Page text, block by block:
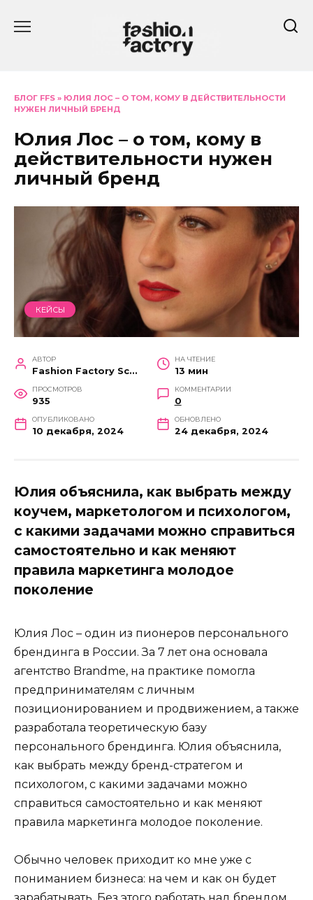
БЛОГ FFS » ЮЛИЯ ЛОС – О ТОМ, КОМУ В ДЕЙСТВИТЕЛЬНОСТИ
НУЖЕН ЛИЧНЫЙ БРЕНД
Юлия Лос – о том, кому в
действительности нужен
личный бренд
КЕЙСЫ
АВТОР
Fashion Factory School
НА ЧТЕНИЕ
13 мин
ПРОСМОТРОВ
935
КОММЕНТАРИИ
0
ОПУБЛИКОВАНО
10 декабря, 2024
ОБНОВЛЕНО
24 декабря, 2024
Юлия объяснила, как выбрать между
коучем, маркетологом и психологом,
с какими задачами можно справиться
самостоятельно и как меняют
правила маркетинга молодое
поколение
Юлия Лос – один из пионеров персонального
брендинга в России. За 7 лет она основала
агентство Brandme, на практике помогла
предпринимателям с личным
позиционированием и продвижением, а также
разработала теоретическую базу
персонального брендинга. Юлия объяснила,
как выбрать между бренд-стратегом и
психологом, с какими задачами можно
справиться самостоятельно и как меняют
правила маркетинга молодое поколение.
Обычно человек приходит ко мне уже с
пониманием бизнеса: на чем и как он будет